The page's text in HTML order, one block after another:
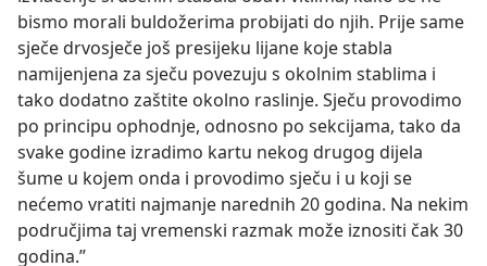
bismo morali buldožerima probijati do njih. Prije same
sječe drvosječe još presijeku lijane koje stabla
namijenjena za sječu povezuju s okolnim stablima i
tako dodatno zaštite okolno raslinje. Sječu provodimo
po principu ophodnje, odnosno po sekcijama, tako da
svake godine izradimo kartu nekog drugog dijela
šume u kojem onda i provodimo sječu i u koji se
nećemo vratiti najmanje narednih 20 godina. Na nekim
područjima taj vremenski razmak može iznositi čak 30
godina.”